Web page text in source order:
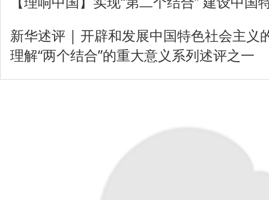
新华述评 | 开辟和发展中国特色社会主
理解“两个结合”的重大意义系列述评之一